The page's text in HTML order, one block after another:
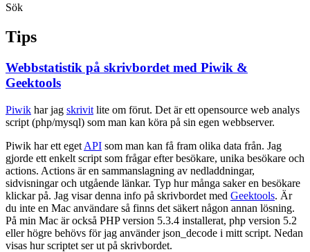
Sök
Tips
Webbstatistik på skrivbordet med Piwik &
Geektools
Piwik har jag skrivit lite om förut. Det är ett opensource web analys
script (php/mysql) som man kan köra på sin egen webbserver.
Piwik har ett eget API som man kan få fram olika data från. Jag
gjorde ett enkelt script som frågar efter besökare, unika besökare och
actions. Actions är en sammanslagning av nedladdningar,
sidvisningar och utgående länkar. Typ hur många saker en besökare
klickar på. Jag visar denna info på skrivbordet med Geektools. Är
du inte en Mac användare så finns det säkert någon annan lösning.
På min Mac är också PHP version 5.3.4 installerat, php version 5.2
eller högre behövs för jag använder json_decode i mitt script. Nedan
visas hur scriptet ser ut på skrivbordet.